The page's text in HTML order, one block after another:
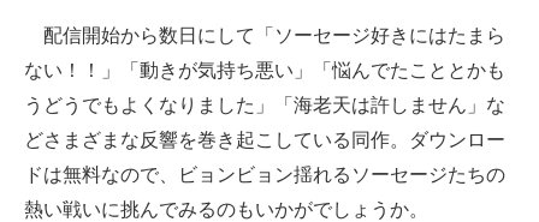
配信開始から数日にして「ソーセージ好きにはたまら
ない！！」「動きが気持ち悪い」「悩んでたこととかも
うどうでもよくなりました」「海老天は許しません」な
どさまざまな反響を巻き起こしている同作。ダウンロー
ドは無料なので、ビョンビョン揺れるソーセージたちの
熱い戦いに挑んでみるのもいかがでしょうか。